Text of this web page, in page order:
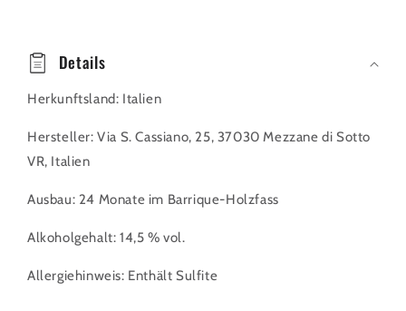
Details
Herkunftsland: Italien
Hersteller: Via S. Cassiano, 25, 37030 Mezzane di Sotto
VR, Italien
Ausbau: 24 Monate im Barrique-Holzfass
Alkoholgehalt: 14,5 % vol.
Allergiehinweis: Enthält Sulfite